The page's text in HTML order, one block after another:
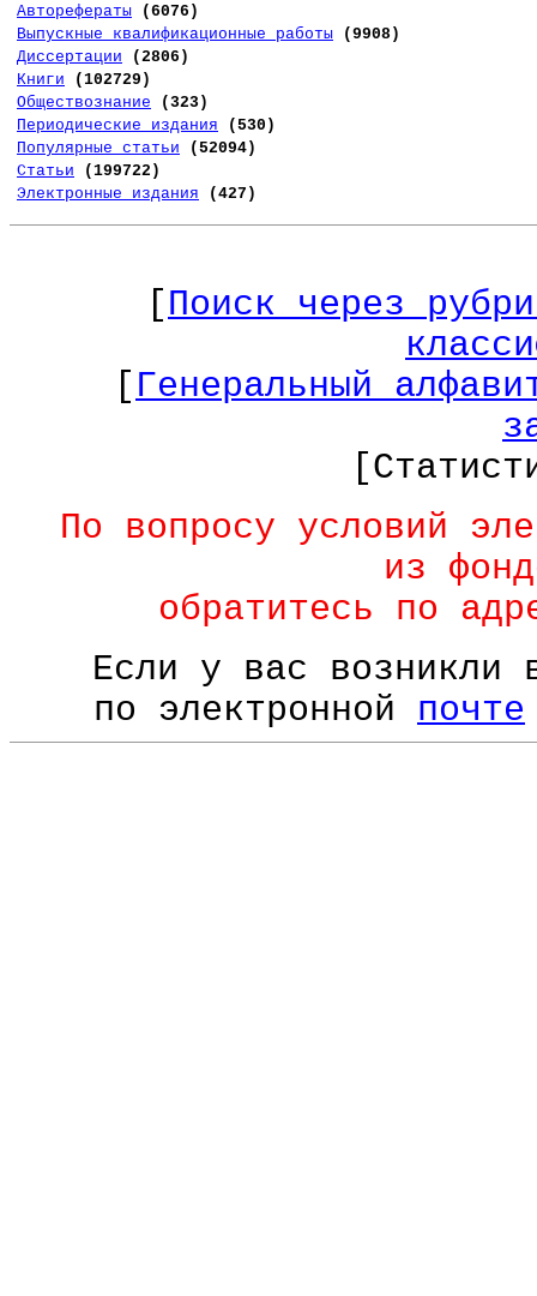
Авторефераты
(6076)
Выпускные квалификационные работы
(9908)
Диссертации
(2806)
Книги
(102729)
Обществознание
(323)
Периодические издания
(530)
Популярные статьи
(52094)
Статьи
(199722)
Электронные издания
(427)
[Поиск через
[ Генеральный
По вопросу условий
из
обратитесь по
Если у вас возникли
по электронной почте